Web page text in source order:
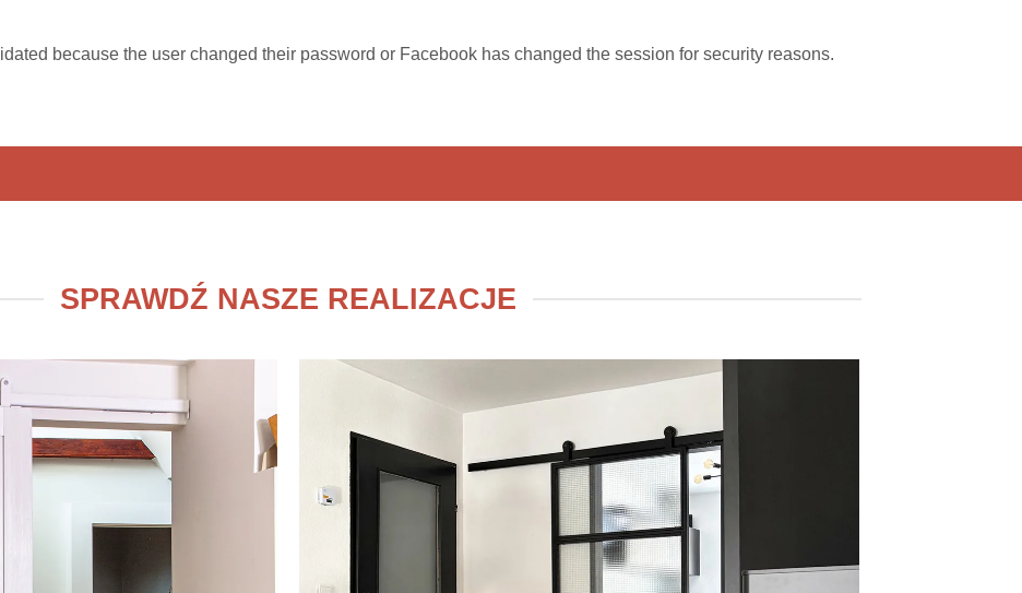
because the user changed their password or Facebook has changed the session for security reasons.
SPRAWDŹ NASZE REALIZACJE